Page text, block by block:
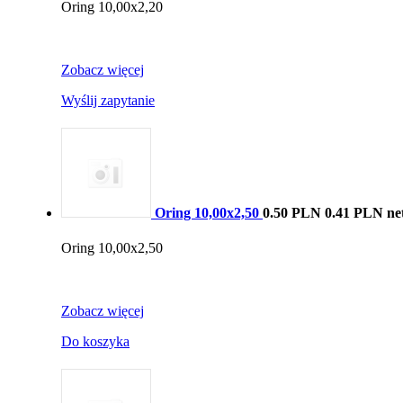
Oring 10,00x2,20
Zobacz więcej
Wyślij zapytanie
Oring 10,00x2,50 0.50 PLN 0.41 PLN
Oring 10,00x2,50
Zobacz więcej
Do koszyka